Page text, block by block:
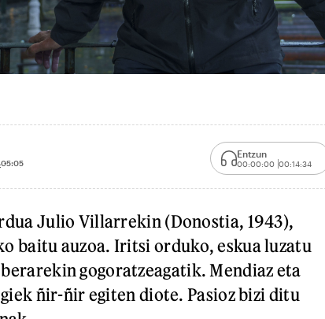
05:05
Entzun
00:00:00 00:14:34
Julio Villarrekin (Donostia, 1943),
baitu auzoa. Iritsi orduko, eskua luzatu
gogoratzeagatik. Mendiaz eta
ñir-ñir egiten diote. Pasioz bizi ditu